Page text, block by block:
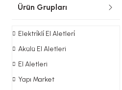
Ürün Grupları
Elektri̇kli̇ El Aletleri̇
Akülü El Aletleri
El Aletleri
Yapı Market